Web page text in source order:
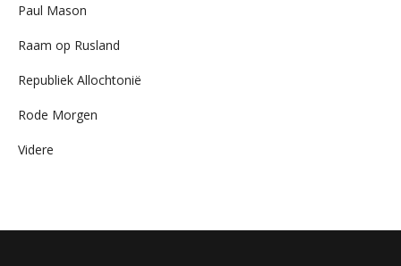
Paul Mason
Raam op Rusland
Republiek Allochtonië
Rode Morgen
Videre